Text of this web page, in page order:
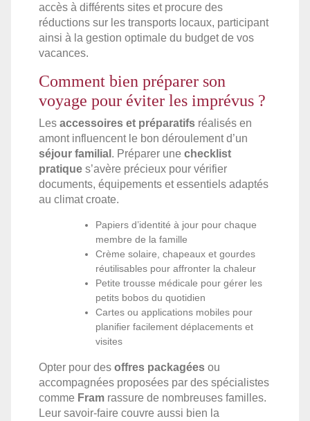
accès à différents sites et procure des
réductions sur les transports locaux, participant
ainsi à la gestion optimale du budget de vos
vacances.
Comment bien préparer son
voyage pour éviter les imprévus ?
Les accessoires et préparatifs réalisés en
amont influencent le bon déroulement d’un
séjour familial . Préparer une checklist
pratique s’avère précieux pour vérifier
documents, équipements et essentiels adaptés
au climat croate.
Papiers d’identité à jour pour chaque
membre de la famille
Crème solaire, chapeaux et gourdes
réutilisables pour affronter la chaleur
Petite trousse médicale pour gérer les
petits bobos du quotidien
Cartes ou applications mobiles pour
planifier facilement déplacements et
visites
Opter pour des offres packagées ou
accompagnées proposées par des spécialistes
comme Fram rassure de nombreuses familles.
Leur savoir-faire couvre aussi bien la